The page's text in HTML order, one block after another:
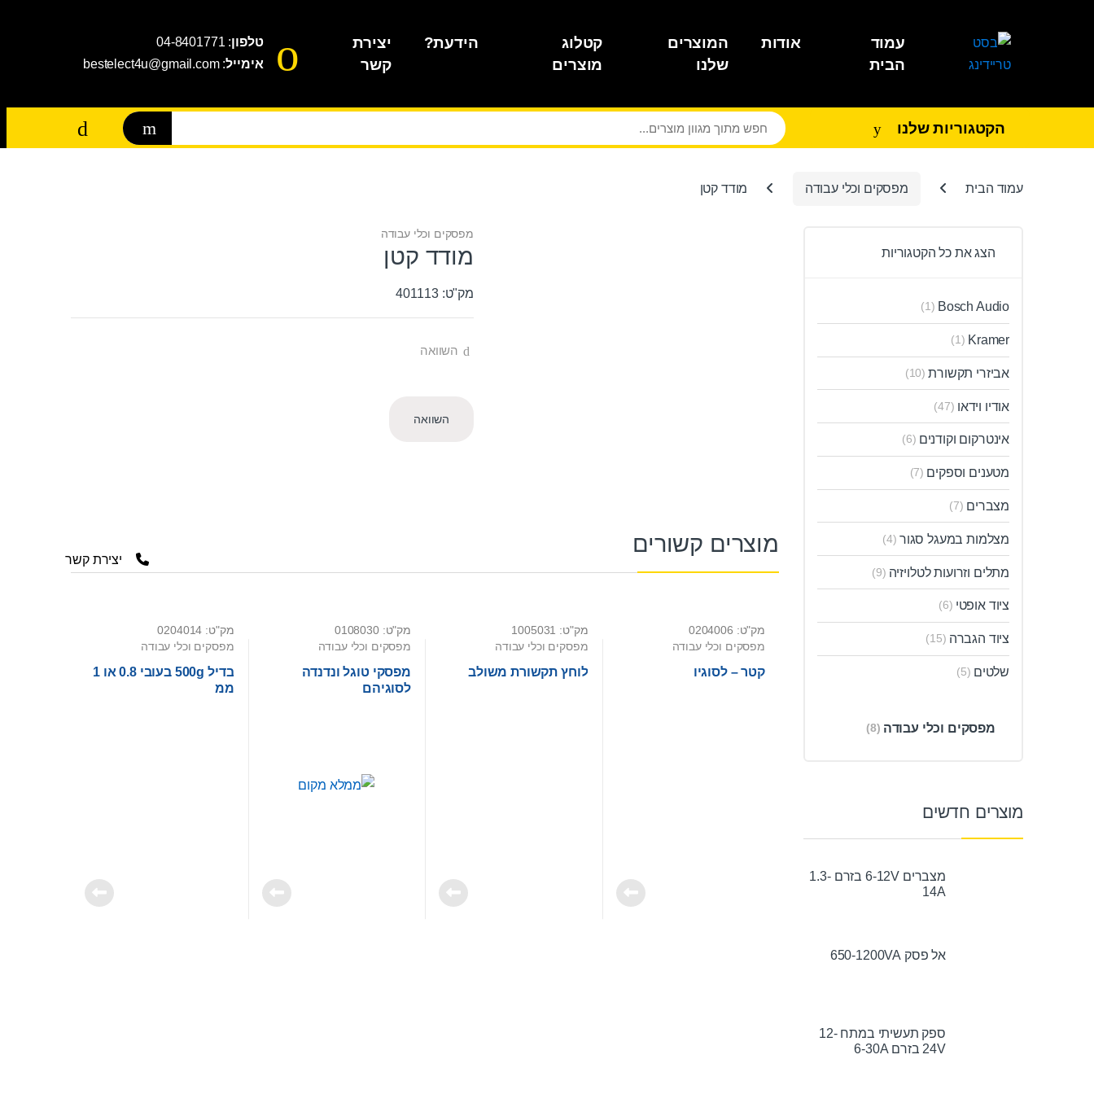
עמוד
הבית
אודות
המוצרים
שלנו
קטלוג
מוצרים
הידעת?
יצירת
קשר
טלפון: 04-8401771
אימייל: bestelect4u@gmail.com
הקטגוריות שלנו
עמוד הבית מפסקים וכלי עבודה מודד קטן
מפסקים וכלי עבודה
מודד קטן
מק"ט: 401113
השוואה
השוואה
מוצרים קשורים
מק"ט: 0204006
מפסקים וכלי עבודה
קטר – לסוגיו
מק"ט: 1005031
מפסקים וכלי עבודה
לוחץ תקשורת משולב
מק"ט: 0108030
מפסקים וכלי עבודה
מפסקי טוגל ונדנדה
לסוגיהם
מק"ט: 0204014
מפסקים וכלי עבודה
בדיל 500g בעובי 0.8 או 1
ממ
הצג את כל הקטגוריות
Bosch Audio
(1)
Kramer
(1)
אביזרי תקשורת (10)
אודיו וידאו (47)
אינטרקום וקודנים (6)
מטענים וספקים (7)
מצברים (7)
מצלמות במעגל סגור (4)
מתלים וזרועות לטלויזיה (9)
ציוד אופטי (6)
ציוד הגברה (15)
שלטים (5)
מפסקים וכלי עבודה (8)
מוצרים חדשים
מצברים 6-12V בזרם 1.3-
14A
אל פסק 650-1200VA
ספק תעשיתי במתח 12-
24V בזרם 6-30A
יצירת קשר